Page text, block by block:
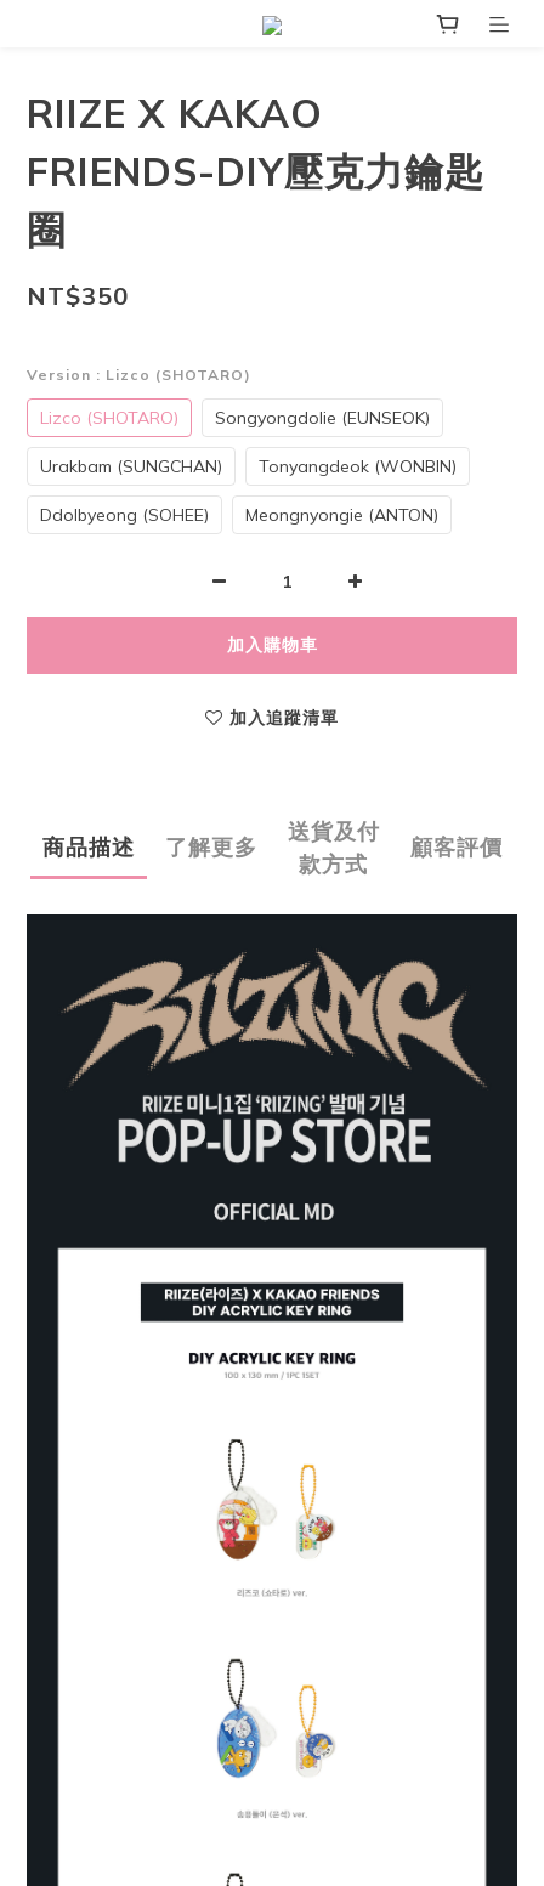
RIIZE X KAKAO
FRIENDS-DIY壓克力鑰匙
圈
NT$350
Version : Lizco (SHOTARO)
Lizco (SHOTARO) Songyongdolie (EUNSEOK)
Urakbam (SUNGCHAN) Tonyangdeok (WONBIN)
Ddolbyeong (SOHEE) Meongnyongie (ANTON)
加入購物車
加入追蹤清單
商品描述 了解更多
送貨及付
款方式
顧客評價